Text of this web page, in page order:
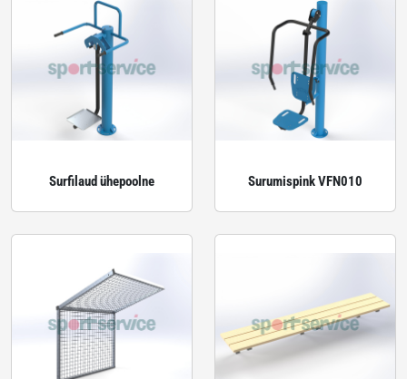
Surfilaud ühepoolne Surumispink VFN010